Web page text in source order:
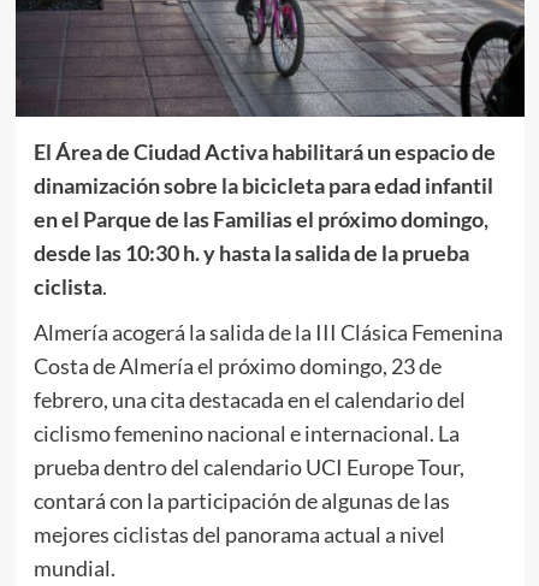
El Área de Ciudad Activa habilitará un espacio de
dinamización sobre la bicicleta para edad infantil
en el Parque de las Familias el próximo domingo,
desde las 10:30 h. y hasta la salida de la prueba
ciclista.
Almería acogerá la salida de la III Clásica Femenina
Costa de Almería el próximo domingo, 23 de
febrero, una cita destacada en el calendario del
ciclismo femenino nacional e internacional. La
prueba dentro del calendario UCI Europe Tour,
contará con la participación de algunas de las
mejores ciclistas del panorama actual a nivel
mundial.